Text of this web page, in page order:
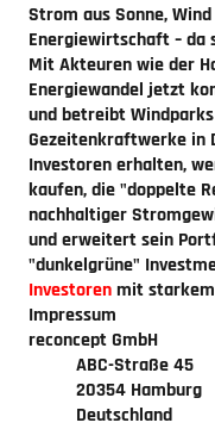
Strom aus Sonne,
Energiewirtschaft – da
Mit Akteuren wie der
Energiewandel jetzt
und betreibt
Gezeitenkraftwerke in
Investoren erhalten,
kaufen, die "doppelte
nachhaltiger
und erweitert sein
"dunkelgrüne"
Investorenmit
Impressum
reconcept GmbH
ABC-Straße 45
20354 Hamburg
Deutschland